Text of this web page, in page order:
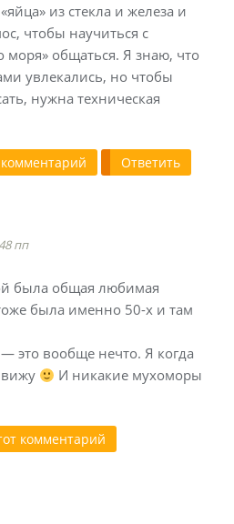
из стекла и железа и
чтобы научиться с
моря» общаться. Я знаю, что
увлекались, но чтобы
нужна техническая
комментарий Ответить
пп
была общая любимая
была именно 50-х и там
это вообще нечто. Я когда
И никакие мухоморы
комментарий